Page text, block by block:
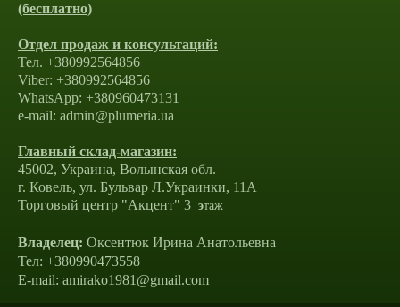
(бесплатно)
Отдел продаж и консультаций:
Тел. +380992564856
Viber: +380992564856
WhatsApp: +380960473131
e-mail: admin@plumeria.ua
Главный склад-магазин:
45002, Украина, Волынская обл.
г. Ковель, ул. Бульвар Л.Украинки, 11А
Торговый центр "Акцент" 3 этаж
Владелец: Оксентюк Ирина Анатольевна
Тел: +380990473558
E-mail: amirako1981@gmail.com